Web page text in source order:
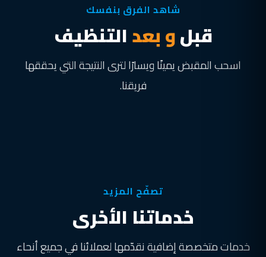
شاهد الفرق بنفسك
قبلو بعدالتنظيف
اسحب المقبض يمينًا ويسارًا لترى النتيجة التي يحققها
فريقنا.
تصفّح المزيد
خدماتنا الأخرى
خدمات متخصصة إضافية نقدّمها لعملائنا في جميع أنحاء